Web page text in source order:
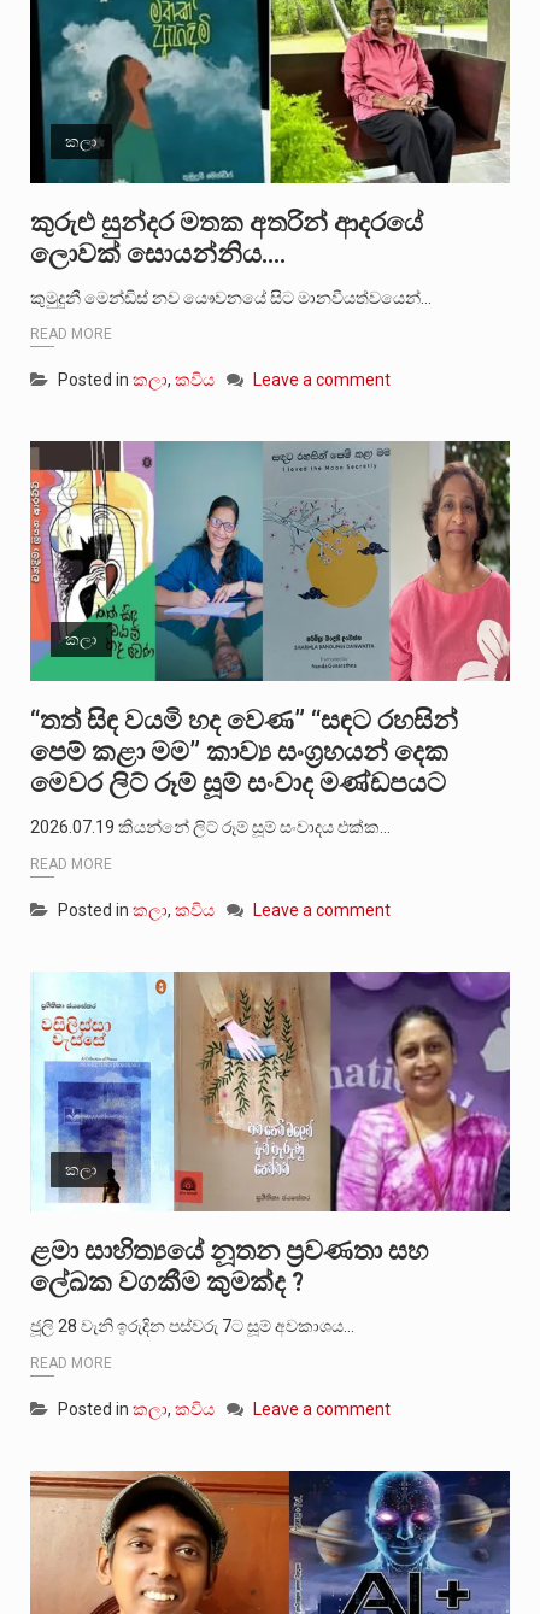
කලා
කුරුළු සුන්දර මතක අතරින් ආදරයේ
ලොවක් සොයන්නිය….
කුමුදුනී මෙන්ඩිස් නව යෞවනයේ සිට මානවීයත්වයෙන්…
READ MORE
Posted in කලා, කවිය Leave a comment
කලා
“තත් සිඳ වයමි හද වෙණ” “සඳට රහසින්
පෙම් කළා මම” කාව්‍ය සංග්‍රහයන් දෙක
මෙවර ලිට් රූම් සූම් සංවාද මණ්ඩපයට
2026.07.19 කියන්නේ ලිට් රූම් සූම් සංවාදය එක්ක…
READ MORE
Posted in කලා, කවිය Leave a comment
කලා
ළමා සාහිත්‍යයේ නූතන ප්‍රවණතා සහ
ලේඛක වගකීම කුමක්ද ?
ජූලි 28 වැනි ඉරුදින පස්වරු 7ට සූම් අවකාශය…
READ MORE
Posted in කලා, කවිය Leave a comment